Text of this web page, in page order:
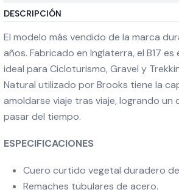
DESCRIPCIÓN
El modelo más vendido de la marca
años. Fabricado en Inglaterra, el B17
ideal para Cicloturismo, Gravel y
Natural utilizado por Brooks tiene la
amoldarse viaje tras viaje, logrando un
pasar del tiempo.
ESPECIFICACIONES
Cuero curtido vegetal duradero
Remaches tubulares de acero.